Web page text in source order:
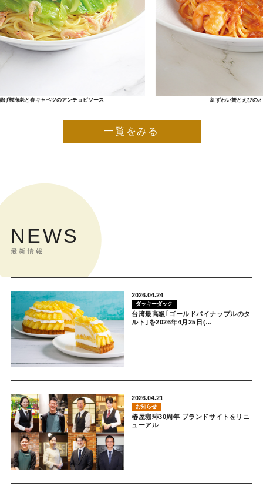
キャベツのアンチョビソース 紅ずわい蟹とえびのオマールソー
一覧をみる
NEWS
最新情報
2026.04.24
ダッキーダック
台湾最高級｢ゴールドパイナップルのタ
ルト｣を2026年4月25日(…
2026.04.21
お知らせ
椿屋珈琲30周年 ブランドサイトをリニ
ューアル